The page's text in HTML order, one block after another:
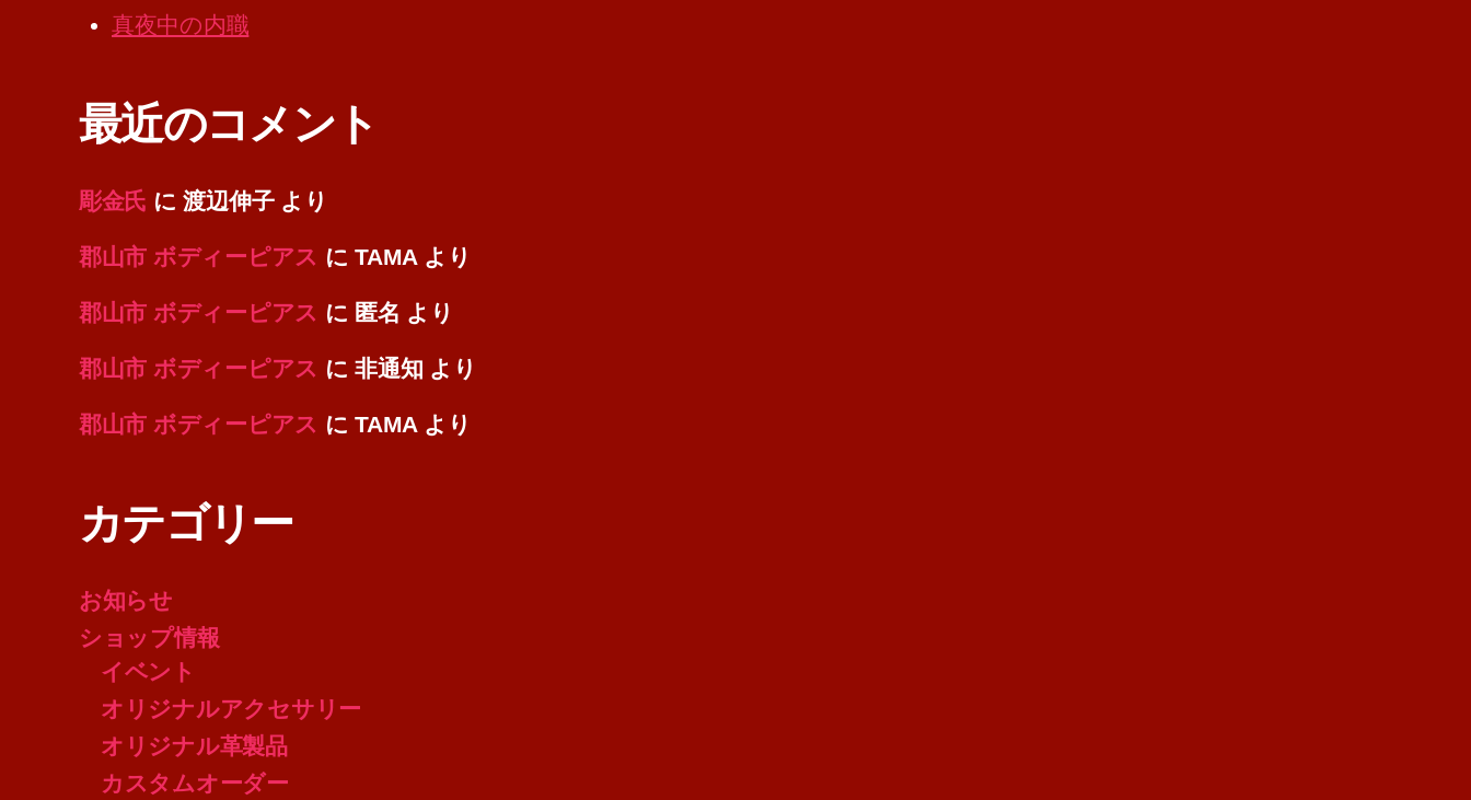
真夜中の内職
最近のコメント
彫金氏 に渡辺伸子より
郡山市 ボディーピアス にTAMA より
郡山市 ボディーピアス に 匿名 より
郡山市 ボディーピアス に非通知 より
郡山市 ボディーピアス にTAMA より
カテゴリー
お知らせ
ショップ情報
イベント
オリジナルアクセサリー
オリジナル革製品
カスタムオーダー